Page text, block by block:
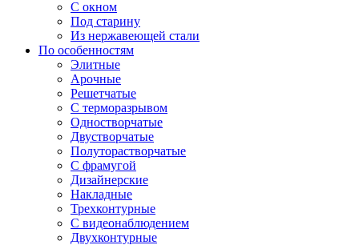
С окном
Под старину
Из нержавеющей стали
По особенностям
Элитные
Арочные
Решетчатые
С терморазрывом
Одностворчатые
Двустворчатые
Полуторастворчатые
С фрамугой
Дизайнерские
Накладные
Трехконтурные
С видеонаблюдением
Двухконтурные